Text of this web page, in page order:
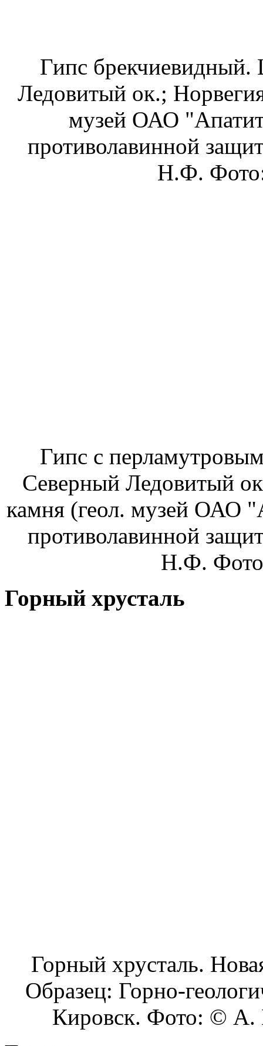
Гипс
Ледовитый ок.;
музей ОАО
противолавинной
Н.Ф.
Гипс с
Северный Ледовитый
камня (геол. музей ОАО
противолавинной
Н.Ф.
Горный хрусталь
Горный хрусталь.
Образец: Горно-
Кировск. Фото: © А.